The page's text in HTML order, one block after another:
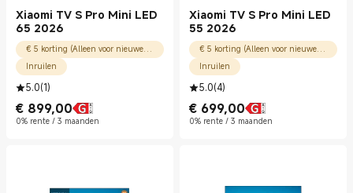
Xiaomi TV S Pro Mini LED
65 2026
€ 5 korting (Alleen voor nieuwe gebruikers)
Inruilen
5.0(1)
€ 899,00
Current Price € 899.00
0% rente / 3 maanden
Xiaomi TV S Pro Mini LED
55 2026
€ 5 korting (Alleen voor nieuwe gebruikers)
Inruilen
5.0(4)
€ 699,00
Current Price € 699.00
0% rente / 3 maanden